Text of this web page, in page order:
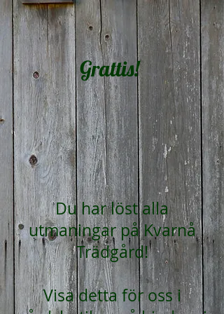
Grattis!
Du har löst alla
utmaningar på Kvarnå
Trädgård!
Visa detta för oss i